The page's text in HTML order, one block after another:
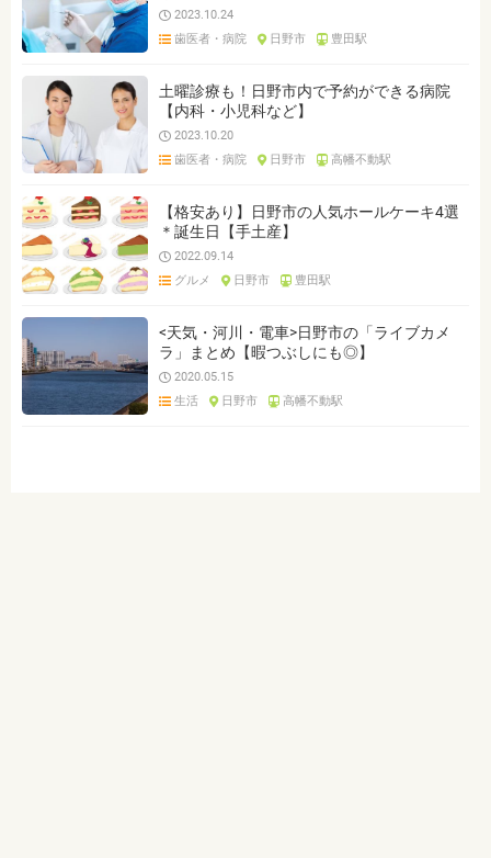
2023.10.24
歯医者・病院
日野市 豊田駅
土曜診療も！日野市内で予約ができる病院
【内科・小児科など】
2023.10.20
歯医者・病院
日野市 高幡不動駅
【格安あり】日野市の人気ホールケーキ4選
＊誕生日【手土産】
2022.09.14
グルメ
日野市 豊田駅
<天気・河川・電車>日野市の「ライブカメ
ラ」まとめ【暇つぶしにも◎】
2020.05.15
生活
日野市 高幡不動駅